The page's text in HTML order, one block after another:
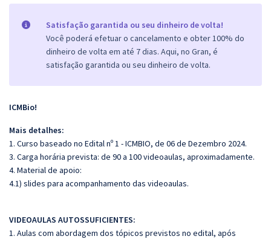
Satisfação garantida ou seu dinheiro de volta!
Você poderá efetuar o cancelamento e obter 100% do
dinheiro de volta em até 7 dias. Aqui, no Gran, é
satisfação garantida ou seu dinheiro de volta.
ICMBio!
Mais detalhes:
1. Curso baseado no Edital nº 1 - ICMBIO, de 06 de Dezembro 2024.
3. Carga horária prevista: de 90 a 100 videoaulas, aproximadamente.
4. Material de apoio:
4.1) slides para acompanhamento das videoaulas.
VIDEOAULAS AUTOSSUFICIENTES:
1. Aulas com abordagem dos tópicos previstos no edital, após